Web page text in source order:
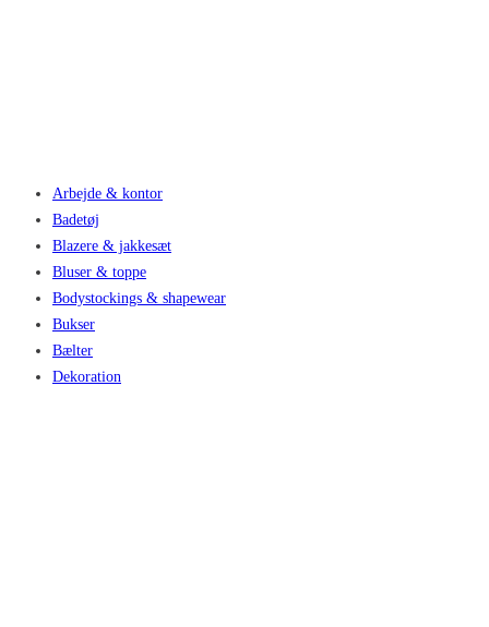
Arbejde & kontor
Badetøj
Blazere & jakkesæt
Bluser & toppe
Bodystockings & shapewear
Bukser
Bælter
Dekoration